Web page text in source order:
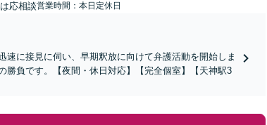
応相談営業時間：本日定休日
速に接見に伺い、早期釈放に向けて弁護活動を開始しま
負です。【夜間・休日対応】【完全個室】【天神駅3